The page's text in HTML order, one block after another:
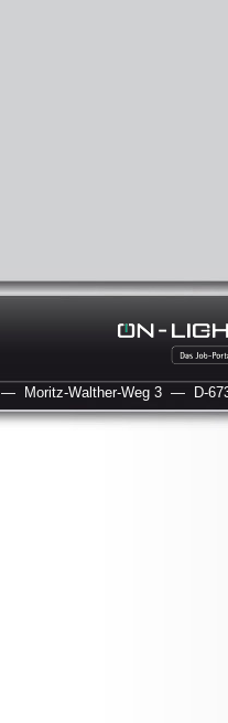
— Moritz-Walther-Weg 3 — D-